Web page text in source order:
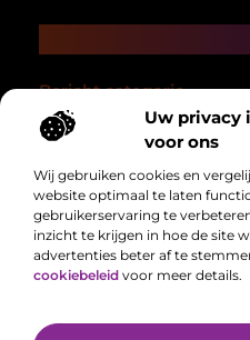
Uw privacy
voor ons
Wij gebruiken cookies en
website optimaal te laten
gebruikerservaring te
inzicht te krijgen in hoe de site
advertenties beter af te
cookiebeleid voor meer details.
Bericht categorie
Alles uit het dagelijks